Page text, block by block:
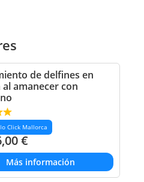
de delfines en
amanecer con
Click Mallorca
€
Más información